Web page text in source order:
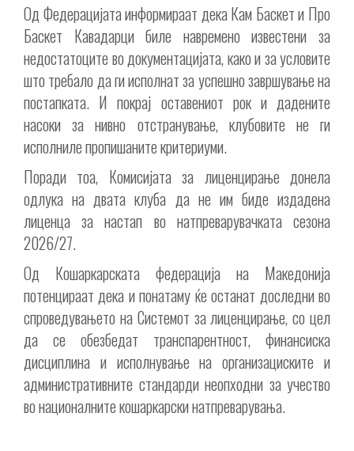
Од Федерацијата информираат дека Кам Баскет и Про
Баскет Кавадарци биле навремено известени за
недостатоците во документацијата, како и за условите
што требало да ги исполнат за успешно завршување на
постапката. И покрај оставениот рок и дадените
насоки за нивно отстранување, клубовите не ги
исполниле пропишаните критериуми.
Поради тоа, Комисијата за лиценцирање донела
одлука на двата клуба да не им биде издадена
лиценца за настап во натпреварувачката сезона
2026/27.
Од Кошаркарската федерација на Македонија
потенцираат дека и понатаму ќе останат доследни во
спроведувањето на Системот за лиценцирање, со цел
да се обезбедат транспарентност, финансиска
дисциплина и исполнување на организациските и
административните стандарди неопходни за учество
во националните кошаркарски натпреварувања.